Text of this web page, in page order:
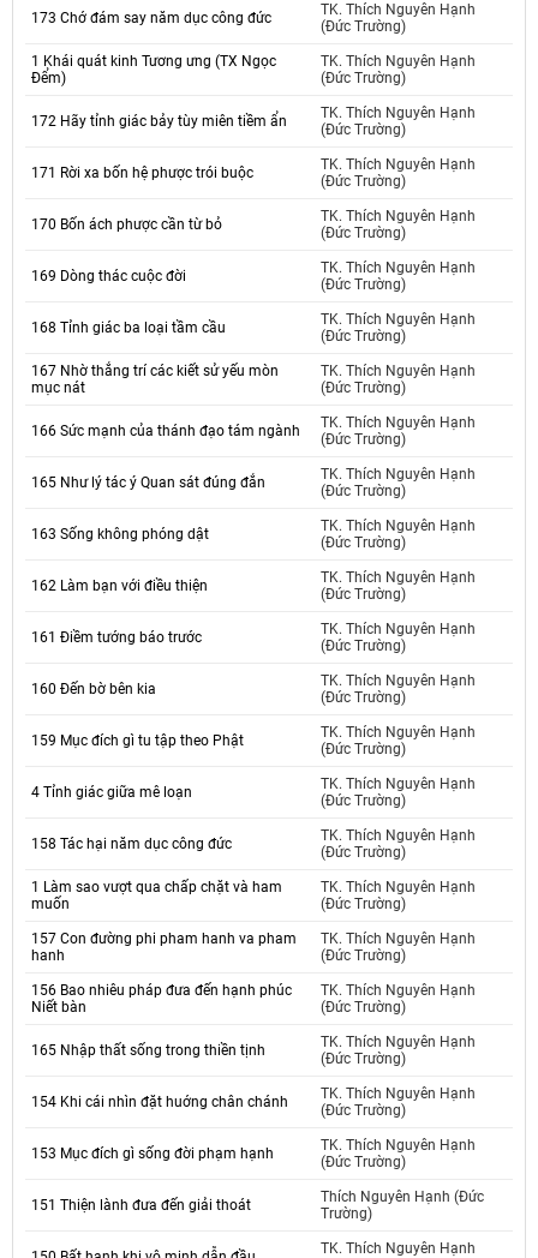
173 Chớ đám say năm dục công đức
TK. Thích Nguyên Hạnh
(Đức Trường)
1 Khái quát kinh Tương ưng (TX Ngọc
Đểm)
TK. Thích Nguyên Hạnh
(Đức Trường)
172 Hãy tỉnh giác bảy tùy miên tiềm ẩn
TK. Thích Nguyên Hạnh
(Đức Trường)
171 Rời xa bốn hệ phược trói buộc
TK. Thích Nguyên Hạnh
(Đức Trường)
170 Bốn ách phược cần từ bỏ
TK. Thích Nguyên Hạnh
(Đức Trường)
169 Dòng thác cuộc đời
TK. Thích Nguyên Hạnh
(Đức Trường)
168 Tỉnh giác ba loại tầm cầu
TK. Thích Nguyên Hạnh
(Đức Trường)
167 Nhờ thắng trí các kiết sử yếu mòn
mục nát
TK. Thích Nguyên Hạnh
(Đức Trường)
166 Sức mạnh của thánh đạo tám ngành
TK. Thích Nguyên Hạnh
(Đức Trường)
165 Như lý tác ý Quan sát đúng đắn
TK. Thích Nguyên Hạnh
(Đức Trường)
163 Sống không phóng dật
TK. Thích Nguyên Hạnh
(Đức Trường)
162 Làm bạn với điều thiện
TK. Thích Nguyên Hạnh
(Đức Trường)
161 Điềm tướng báo trước
TK. Thích Nguyên Hạnh
(Đức Trường)
160 Đến bờ bên kia
TK. Thích Nguyên Hạnh
(Đức Trường)
159 Mục đích gì tu tập theo Phật
TK. Thích Nguyên Hạnh
(Đức Trường)
4 Tỉnh giác giữa mê loạn
TK. Thích Nguyên Hạnh
(Đức Trường)
158 Tác hại năm dục công đức
TK. Thích Nguyên Hạnh
(Đức Trường)
1 Làm sao vượt qua chấp chặt và ham
muốn
TK. Thích Nguyên Hạnh
(Đức Trường)
157 Con đường phi pham hanh va pham
hanh
TK. Thích Nguyên Hạnh
(Đức Trường)
156 Bao nhiêu pháp đưa đến hạnh phúc
Niết bàn
TK. Thích Nguyên Hạnh
(Đức Trường)
165 Nhập thất sống trong thiền tịnh
TK. Thích Nguyên Hạnh
(Đức Trường)
154 Khi cái nhìn đặt huớng chân chánh
TK. Thích Nguyên Hạnh
(Đức Trường)
153 Mục đích gì sống đời phạm hạnh
TK. Thích Nguyên Hạnh
(Đức Trường)
151 Thiện lành đưa đến giải thoát
Thích Nguyên Hạnh (Đức
Trường)
TK. Thích Nguyên Hạnh